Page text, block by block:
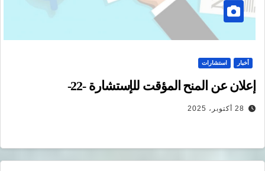
أخبار استشارات
إعلان عن المنح المؤقت للإستشارة -22-
28 أكتوبر، 2025